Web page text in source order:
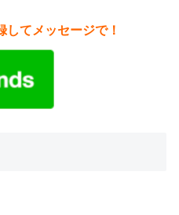
てメッセージで！